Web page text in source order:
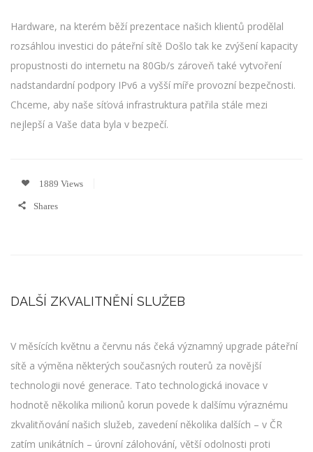
Hardware, na kterém běží prezentace našich klientů prodělal
rozsáhlou investici do páteřní sítě Došlo tak ke zvýšení kapacity
propustnosti do internetu na 80Gb/s zároveň také vytvoření
nadstandardní podpory IPv6 a vyšší míře provozní bezpečnosti.
Chceme, aby naše síťová infrastruktura patřila stále mezi
nejlepší a Vaše data byla v bezpečí.
1889 Views
Shares
DALŠÍ ZKVALITNĚNÍ SLUŽEB
V měsících květnu a červnu nás čeká významný upgrade páteřní
sítě a výměna některých současných routerů za novější
technologii nové generace. Tato technologická inovace v
hodnotě několika milionů korun povede k dalšímu výraznému
zkvalitňování našich služeb, zavedení několika dalších – v ČR
zatím unikátních – úrovní zálohování, větší odolnosti proti